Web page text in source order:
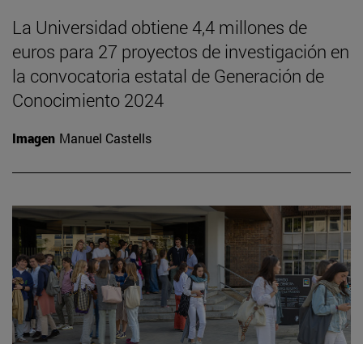
La Universidad obtiene 4,4 millones de
euros para 27 proyectos de investigación en
la convocatoria estatal de Generación de
Conocimiento 2024
Imagen Manuel Castells